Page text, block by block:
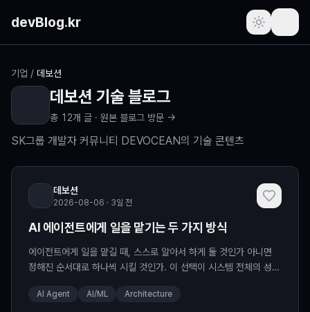
devBlog.kr
포스트
주간 인기글
최근 본 글
프로필 (로그인 필요)
새로운 소식
기업 / 데보션
데보션 기술 블로그
총 12개 글 · 원본 블로그 방문 →
SK그룹 개발자 커뮤니티 DEVOCEAN의 기술 콘텐츠
데보션
2026-08-06 · 3일 전
AI 에이전트에게 일을 맡기는 두 가지 방식
에이전트에게 일을 맡길 때, 스스로 알아서 하게 둘 것인가 아니면
정해진 순서대로 하나씩 시킬 것인가. 이 선택이 시스템 전체의 성격
이 다를 뿐입니...
AI Agent AI/ML Architecture